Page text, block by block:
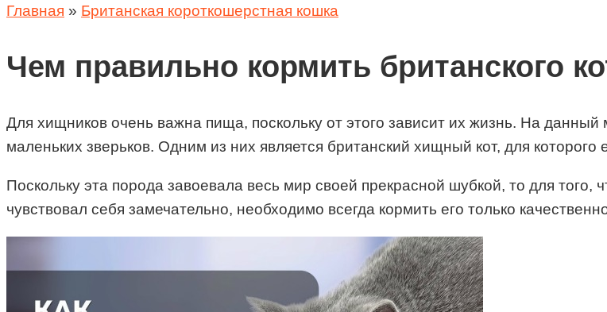
Главная » Британская короткошерстная кошка
Чем правильно кормить британского
Для хищников очень важна пища, поскольку от этого зависит их жизнь. На
маленьких зверьков. Одним из них является британский хищный кот, для
Поскольку эта порода завоевала весь мир своей прекрасной шубкой, то для
чувствовал себя замечательно, необходимо всегда кормить его только